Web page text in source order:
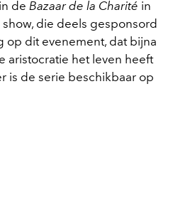
de Bazaar de la Charité in
die deels gesponsord
op dit evenement, dat bijna
aristocratie het leven heeft
is de serie beschikbaar op